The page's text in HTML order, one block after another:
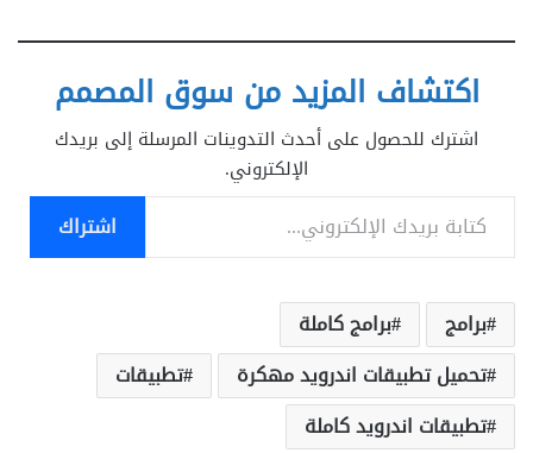
اكتشاف المزيد من سوق المصمم
اشترك للحصول على أحدث التدوينات المرسلة إلى بريدك
الإلكتروني.
كتابة بريدك الإلكتروني...
اشتراك
برامج
برامج كاملة
تحميل تطبيقات اندرويد مهكرة
تطبيقات
تطبيقات اندرويد كاملة